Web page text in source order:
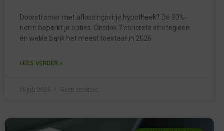
Doorstromer met aflossingsvrije hypotheek? De 30%-
norm beperkt je opties. Ontdek 7 concrete strategieën
én welke bank het meest toestaat in 2026.
LEES VERDER »
16 juli 2026 Geen reacties